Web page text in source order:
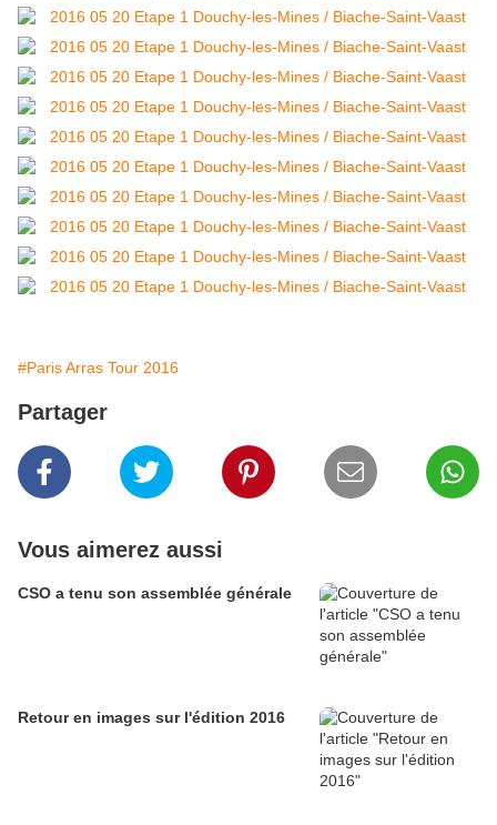
#Paris Arras Tour 2016
Partager
Vous aimerez aussi
CSO a tenu son assemblée générale
Retour en images sur l'édition 2016